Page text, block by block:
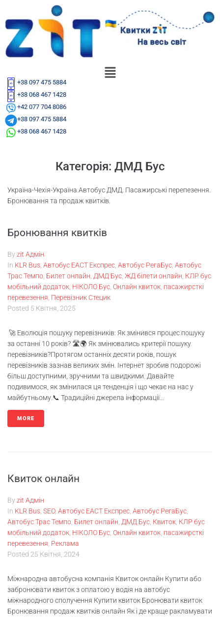
+38 097 475 5884
+38 068 467 1428
+42 077 704 8086
+38 097 475 5884
+38 068 467 1428
Категорія: ДМД Бус
Україна-Чехія-Україна.Автобус ДМД. Пасажирські перепезення.
Бронювання та продаж квитків.
Бронювання квитків
Byzit Адмін
In KLR Bus Автобус ЕАСТ Експрес Автобус РегаБус Автобус
Трас Темпо Билет онлайн ДМД Бус ЖД білети онлайн КЛР бус
мобільний додаток НІКОЛО Бус Онлайн квиток пасажирсткі
перевезення Перевізник Стецик
Posted 5 Квітня, 2025
🚀 Еволюція пошуку перевізників: Як змінився процес пошуку
за останні 10 років? 🛣️🌍 Як змінювались критерії пошуку
перевізників?Протягом останніх десяти років, пошук
перевізників зазнав великих змін. Інтернет зробив подорожі
більш доступними, зручними та швидкими. Давайте
подивимося, як змінилася ця тенденція і що чекає на нас у
майбутньому.📞 Традиційні джерела інформації...
MORE
Квиток онлайн
Byzit Адмін
In KLR Bus SEO, Автобус ЕАСТ Експрес Автобус РегаБус
Автобус Трас Темпо Билет онлайн ДМД Бус Квиток КЛР бус
мобільний додаток НІКОЛО Бус Онлайн квиток пасажирсткі
перевезення Реклама
Posted 25 Квітня, 2024
Міжнародна автобусна компанія Квиток онлайн Купити або
забронювати квиток з оплатою у водія на автобус
міжнародного сполучення Купити квиток Бронювати квиток
Бронювання продаж квитків онлайн Як і де краще ракламувати